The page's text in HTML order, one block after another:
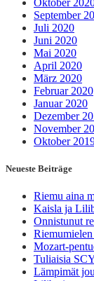
Oktober
September
Juli 2020
Juni 2020
Mai 2020
April 2020
März 2020
Februar 2020
Januar 2020
Dezember
November
Oktober
Neueste Beiträge
Riemu aina
Kaisla ja
Onnistunut
Mozart-
Tuliaisia
Lämpimät